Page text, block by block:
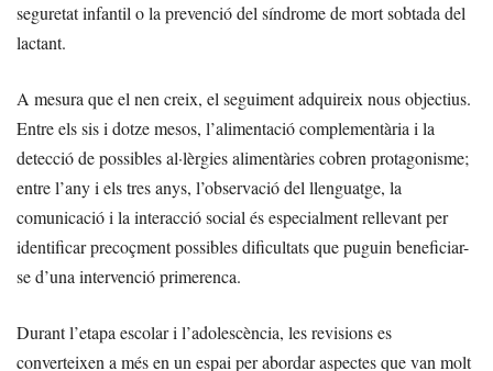
seguretat infantil o la prevenció del síndrome de mort sobtada del
lactant.
A mesura que el nen creix, el seguiment adquireix nous objectius.
Entre els sis i dotze mesos, l’alimentació complementària i la
detecció de possibles al·lèrgies alimentàries cobren protagonisme;
entre l’any i els tres anys, l’observació del llenguatge, la
comunicació i la interacció social és especialment rellevant per
identificar precoçment possibles dificultats que puguin beneficiar-
se d’una intervenció primerenca.
Durant l’etapa escolar i l’adolescència, les revisions es
converteixen a més en un espai per abordar aspectes que van molt